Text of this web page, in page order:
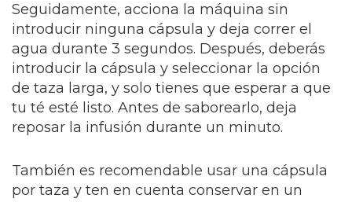
Seguidamente, acciona la máquina sin
introducir ninguna cápsula y deja correr el
agua durante 3 segundos. Después, deberás
introducir la cápsula y seleccionar la opción
de taza larga, y solo tienes que esperar a que
tu té esté listo. Antes de saborearlo, deja
reposar la infusión durante un minuto.
También es recomendable usar una cápsula
por taza y ten en cuenta conservar en un